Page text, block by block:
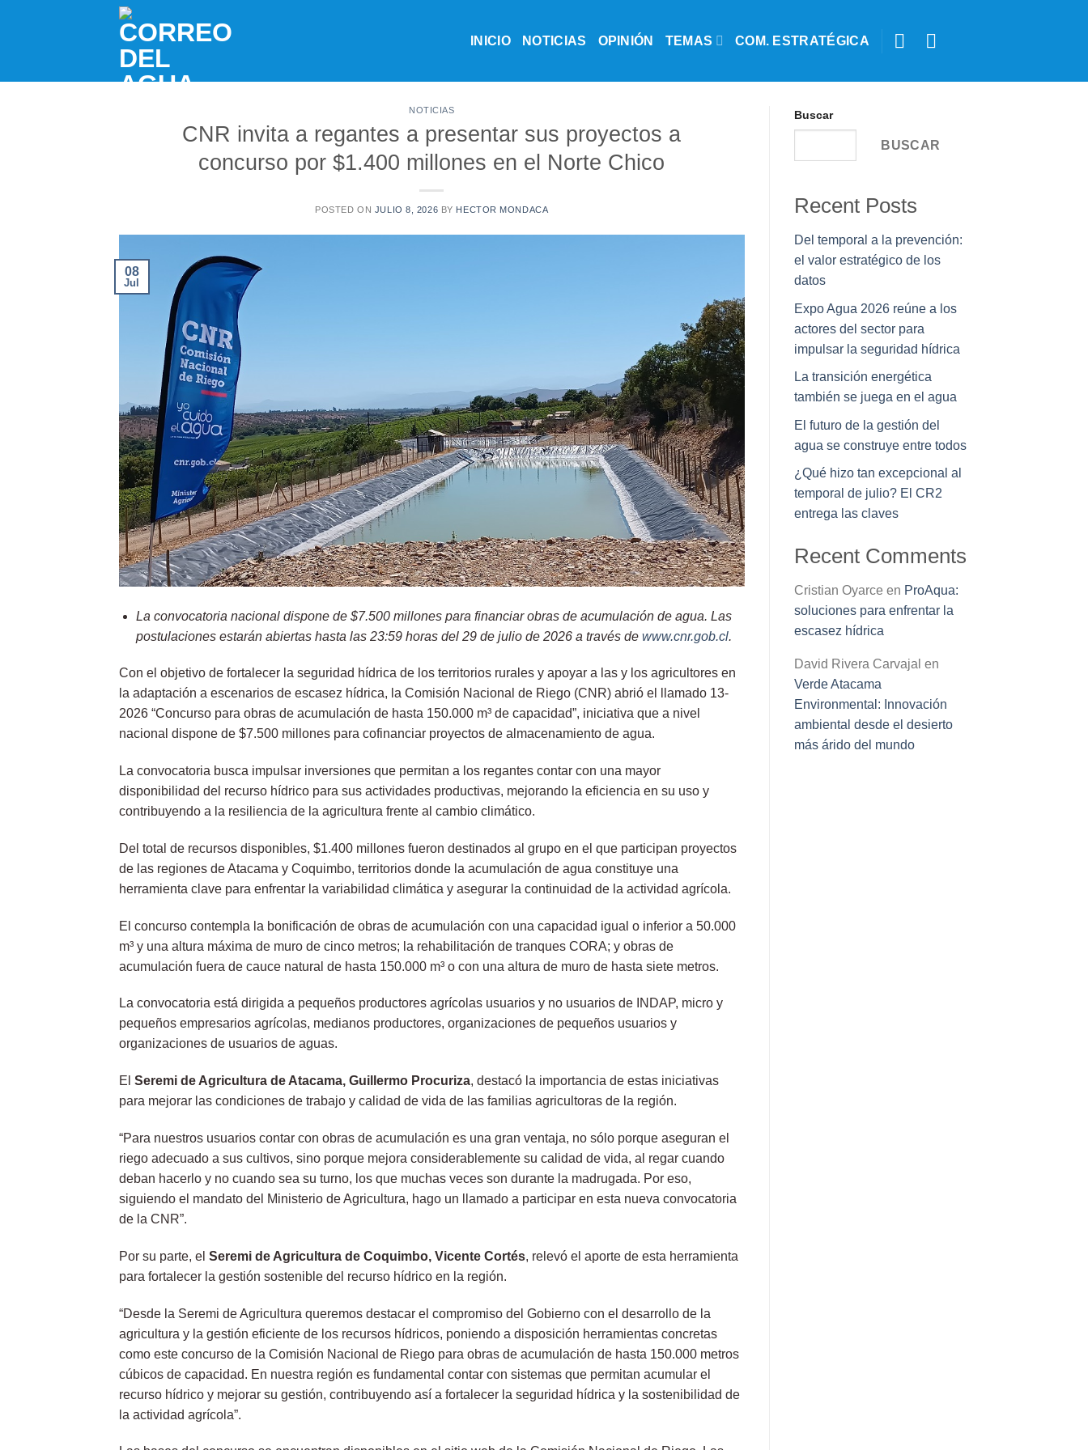
INICIO NOTICIAS OPINIÓN TEMAS COM. ESTRATÉGICA
NOTICIAS
CNR invita a regantes a presentar sus proyectos a
concurso por $1.400 millones en el Norte Chico
POSTED ON JULIO 8, 2026 BY HECTOR MONDACA
08
Jul
La convocatoria nacional dispone de $7.500 millones para financiar obras de acumulación de agua. Las
postulaciones estarán abiertas hasta las 23:59 horas del 29 de julio de 2026 a través de www.cnr.gob.cl.
Con el objetivo de fortalecer la seguridad hídrica de los territorios rurales y apoyar a las y los agricultores en
la adaptación a escenarios de escasez hídrica, la Comisión Nacional de Riego (CNR) abrió el llamado 13-
2026 “Concurso para obras de acumulación de hasta 150.000 m³ de capacidad”, iniciativa que a nivel
nacional dispone de $7.500 millones para cofinanciar proyectos de almacenamiento de agua.
La convocatoria busca impulsar inversiones que permitan a los regantes contar con una mayor
disponibilidad del recurso hídrico para sus actividades productivas, mejorando la eficiencia en su uso y
contribuyendo a la resiliencia de la agricultura frente al cambio climático.
Del total de recursos disponibles, $1.400 millones fueron destinados al grupo en el que participan proyectos
de las regiones de Atacama y Coquimbo, territorios donde la acumulación de agua constituye una
herramienta clave para enfrentar la variabilidad climática y asegurar la continuidad de la actividad agrícola.
El concurso contempla la bonificación de obras de acumulación con una capacidad igual o inferior a 50.000
m³ y una altura máxima de muro de cinco metros; la rehabilitación de tranques CORA; y obras de
acumulación fuera de cauce natural de hasta 150.000 m³ o con una altura de muro de hasta siete metros.
La convocatoria está dirigida a pequeños productores agrícolas usuarios y no usuarios de INDAP, micro y
pequeños empresarios agrícolas, medianos productores, organizaciones de pequeños usuarios y
organizaciones de usuarios de aguas.
El Seremi de Agricultura de Atacama, Guillermo Procuriza, destacó la importancia de estas iniciativas
para mejorar las condiciones de trabajo y calidad de vida de las familias agricultoras de la región.
“Para nuestros usuarios contar con obras de acumulación es una gran ventaja, no sólo porque aseguran el
riego adecuado a sus cultivos, sino porque mejora considerablemente su calidad de vida, al regar cuando
deban hacerlo y no cuando sea su turno, los que muchas veces son durante la madrugada. Por eso,
siguiendo el mandato del Ministerio de Agricultura, hago un llamado a participar en esta nueva convocatoria
de la CNR”.
Por su parte, el Seremi de Agricultura de Coquimbo, Vicente Cortés, relevó el aporte de esta herramienta
para fortalecer la gestión sostenible del recurso hídrico en la región.
“Desde la Seremi de Agricultura queremos destacar el compromiso del Gobierno con el desarrollo de la
agricultura y la gestión eficiente de los recursos hídricos, poniendo a disposición herramientas concretas
como este concurso de la Comisión Nacional de Riego para obras de acumulación de hasta 150.000 metros
cúbicos de capacidad. En nuestra región es fundamental contar con sistemas que permitan acumular el
recurso hídrico y mejorar su gestión, contribuyendo así a fortalecer la seguridad hídrica y la sostenibilidad de
la actividad agrícola”.
Buscar
BUSCAR
Recent Posts
Del temporal a la prevención:
el valor estratégico de los
datos
Expo Agua 2026 reúne a los
actores del sector para
impulsar la seguridad hídrica
La transición energética
también se juega en el agua
El futuro de la gestión del
agua se construye entre todos
¿Qué hizo tan excepcional al
temporal de julio? El CR2
entrega las claves
Recent Comments
Cristian Oyarce en ProAqua:
soluciones para enfrentar la
escasez hídrica
David Rivera Carvajal en
Verde Atacama
Environmental: Innovación
ambiental desde el desierto
más árido del mundo